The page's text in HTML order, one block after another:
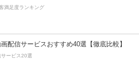
満足度ランキング
配信サービスおすすめ40選【徹底比較】
ービス20選